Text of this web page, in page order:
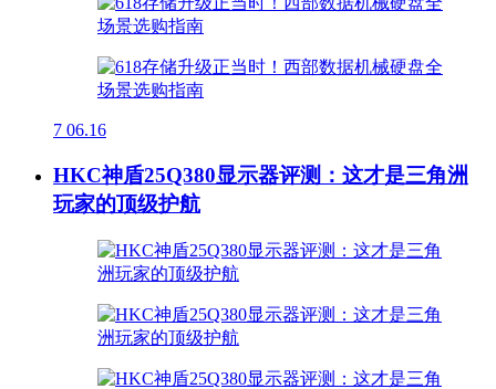
7 06.16
HKC神盾25Q380显示器评测：这才是三角洲
玩家的顶级护航